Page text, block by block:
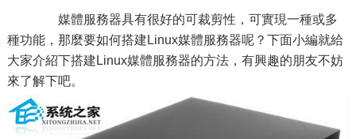
媒體服務器具有很好的可裁剪性，可實現一種或多
種功能，那麼要如何搭建Linux媒體服務器呢？下面小編就給
大家介紹下搭建Linux媒體服務器的方法，有興趣的朋友不妨
來了解下吧。